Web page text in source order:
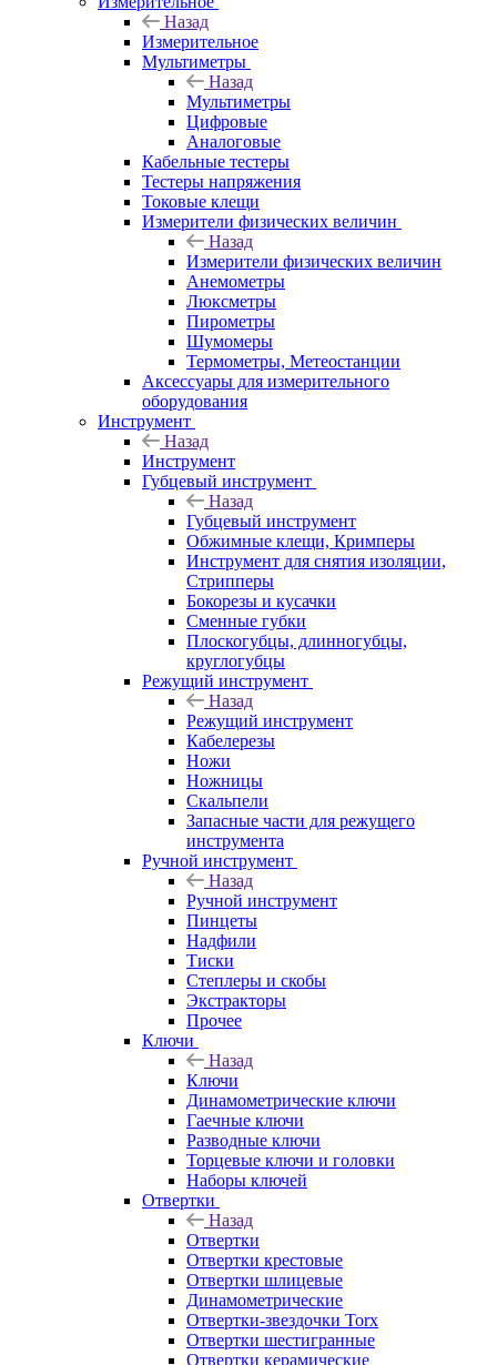
Назад
Измерительное
Мультиметры
Назад
Мультиметры
Цифровые
Аналоговые
Кабельные тестеры
Тестеры напряжения
Токовые клещи
Измерители физических величин
Назад
Измерители физических величин
Анемометры
Люксметры
Пирометры
Шумомеры
Термометры, Метеостанции
Аксессуары для измерительного
оборудования
Инструмент
Назад
Инструмент
Губцевый инструмент
Назад
Губцевый инструмент
Обжимные клещи, Кримперы
Инструмент для снятия изоляции,
Стрипперы
Бокорезы и кусачки
Сменные губки
Плоскогубцы, длинногубцы,
круглогубцы
Режущий инструмент
Назад
Режущий инструмент
Кабелерезы
Ножи
Ножницы
Скальпели
Запасные части для режущего
инструмента
Ручной инструмент
Назад
Ручной инструмент
Пинцеты
Надфили
Тиски
Степлеры и скобы
Экстракторы
Прочее
Ключи
Назад
Ключи
Динамометрические ключи
Гаечные ключи
Разводные ключи
Торцевые ключи и головки
Наборы ключей
Отвертки
Назад
Отвертки
Отвертки крестовые
Отвертки шлицевые
Динамометрические
Отвертки-звездочки Torx
Отвертки шестигранные
Отвертки керамические